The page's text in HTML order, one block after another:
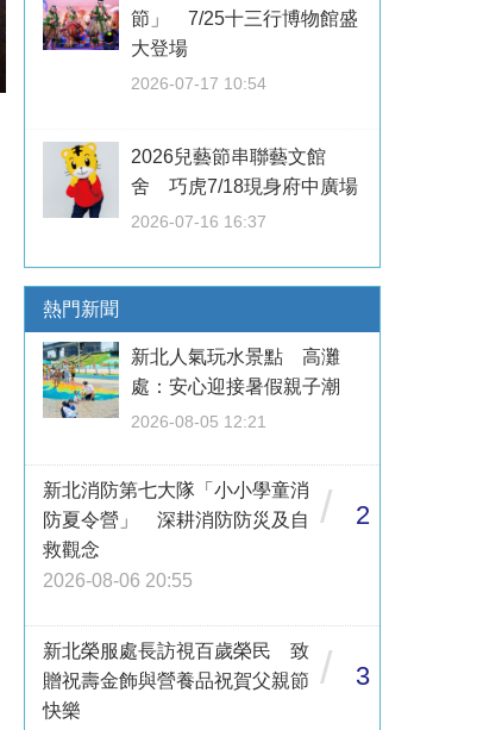
節」 7/25十三行博物館盛
大登場
2026-07-17 10:54
2026兒藝節串聯藝文館
舍 巧虎7/18現身府中廣場
2026-07-16 16:37
熱門新聞
新北人氣玩水景點 高灘
處：安心迎接暑假親子潮
2026-08-05 12:21
新北消防第七大隊「小小學童消
防夏令營」 深耕消防防災及自
救觀念
2026-08-06 20:55
/ 2
新北榮服處長訪視百歲榮民 致
贈祝壽金飾與營養品祝賀父親節
快樂
/ 3